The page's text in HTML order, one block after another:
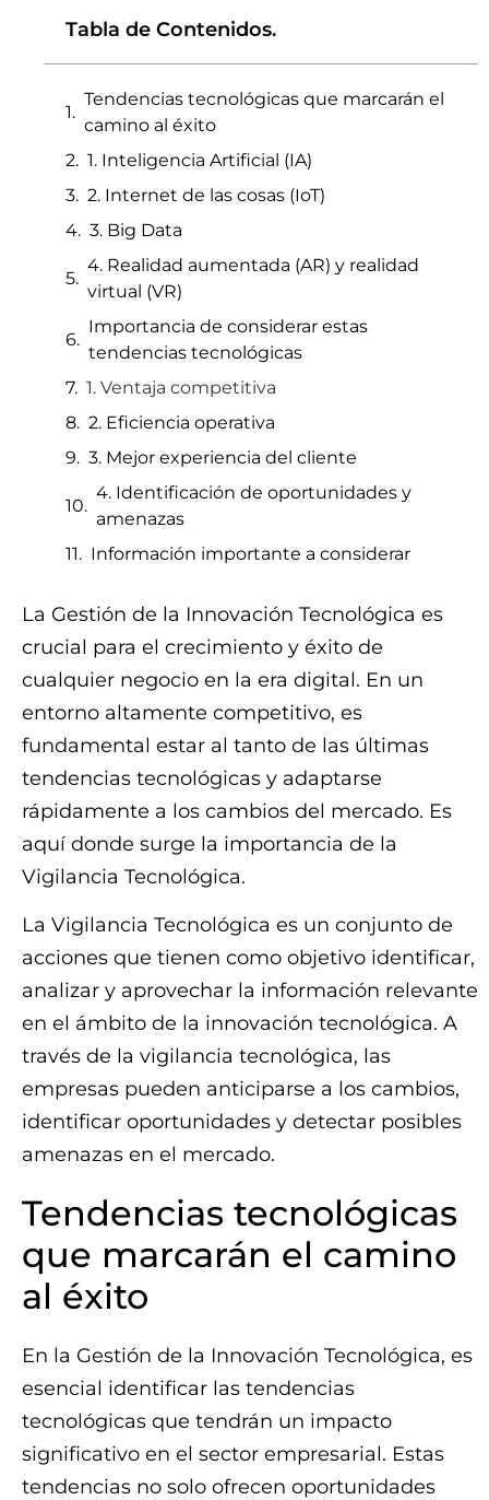
Tabla de Contenidos.
Tendencias tecnológicas que marcarán el
camino al éxito
1. Inteligencia Artificial (IA)
2. Internet de las cosas (IoT)
3. Big Data
4. Realidad aumentada (AR) y realidad
virtual (VR)
Importancia de considerar estas
tendencias tecnológicas
1. Ventaja competitiva
2. Eficiencia operativa
3. Mejor experiencia del cliente
4. Identificación de oportunidades y
amenazas
Información importante a considerar
La Gestión de la Innovación Tecnológica es
crucial para el crecimiento y éxito de
cualquier negocio en la era digital. En un
entorno altamente competitivo, es
fundamental estar al tanto de las últimas
tendencias tecnológicas y adaptarse
rápidamente a los cambios del mercado. Es
aquí donde surge la importancia de la
Vigilancia Tecnológica.
La Vigilancia Tecnológica es un conjunto de
acciones que tienen como objetivo identificar,
analizar y aprovechar la información relevante
en el ámbito de la innovación tecnológica. A
través de la vigilancia tecnológica, las
empresas pueden anticiparse a los cambios,
identificar oportunidades y detectar posibles
amenazas en el mercado.
Tendencias tecnológicas
que marcarán el camino
al éxito
En la Gestión de la Innovación Tecnológica, es
esencial identificar las tendencias
tecnológicas que tendrán un impacto
significativo en el sector empresarial. Estas
tendencias no solo ofrecen oportunidades